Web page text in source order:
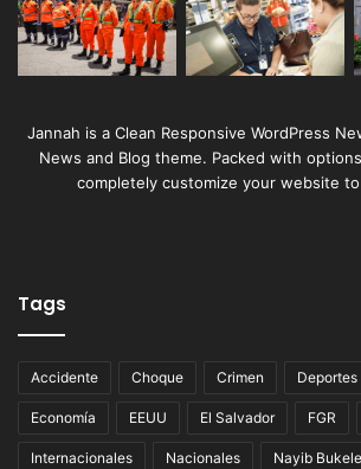
Jannah is a Clean Responsive WordPress
News and Blog theme. Packed with
completely customize your website
Tags
Accidente Choque Crimen Deportes
Economía EEUU El Salvador FGR
Internacionales Nacionales Nayib Bukele